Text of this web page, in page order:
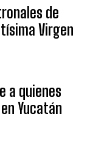
de
Virgen
a quienes
Yucatán